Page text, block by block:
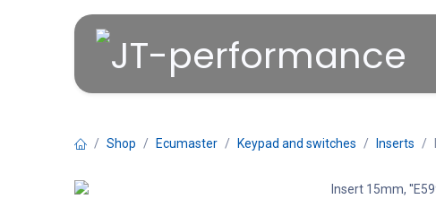
Shop Ecumaster Keypad and switches Inserts